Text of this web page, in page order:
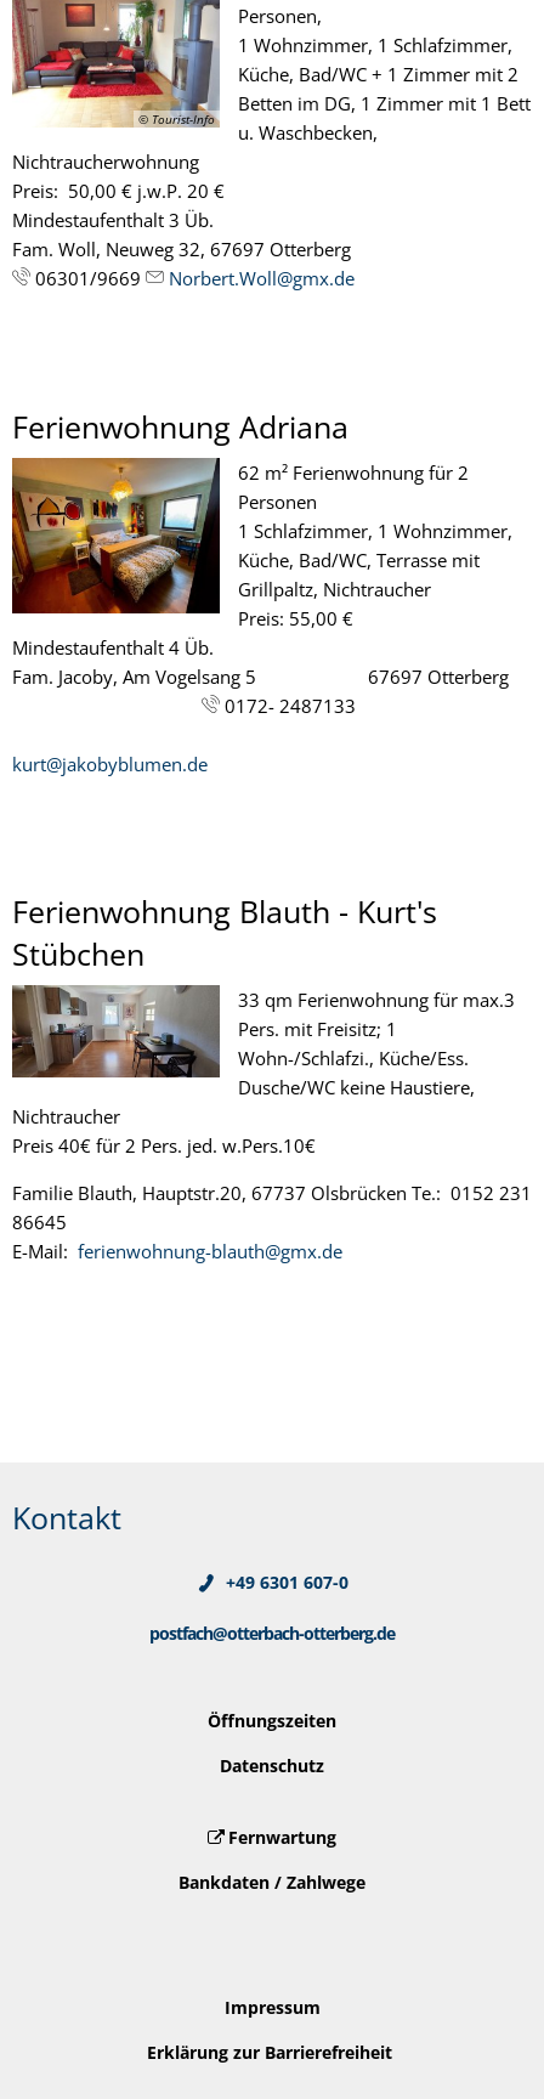
© Tourist-Info
Personen,
1 Wohnzimmer, 1 Schlafzimmer,
Küche, Bad/WC + 1 Zimmer mit 2
Betten im DG, 1 Zimmer mit 1 Bett
u. Waschbecken,
Nichtraucherwohnung
Preis: 50,00 € j.w.P. 20 €
Mindestaufenthalt 3 Üb.
Fam. Woll, Neuweg 32, 67697 Otterberg
06301/9669
Norbert.Woll@gmx.de
Ferienwohnung Adriana
62 m² Ferienwohnung für 2
Personen
1 Schlafzimmer, 1 Wohnzimmer,
Küche, Bad/WC, Terrasse mit
Grillpaltz, Nichtraucher
Preis: 55,00 €
Mindestaufenthalt 4 Üb.
Fam. Jacoby, Am Vogelsang 5 67697 Otterberg
0172- 2487133
kurt@jakobyblumen.de
Ferienwohnung Blauth - Kurt's
Stübchen
33 qm Ferienwohnung für max.3
Pers. mit Freisitz; 1
Wohn-/Schlafzi., Küche/Ess.
Dusche/WC keine Haustiere,
Nichtraucher
Preis 40€ für 2 Pers. jed. w.Pers.10€
Familie Blauth, Hauptstr.20, 67737 Olsbrücken Te.: 0152 231
86645
E-Mail: ferienwohnung-blauth@gmx.de
Kontakt
+49 6301 607-0
postfach@otterbach-otterberg.de
Öffnungszeiten
Datenschutz
Fernwartung
Bankdaten / Zahlwege
Impressum
Erklärung zur Barrierefreiheit